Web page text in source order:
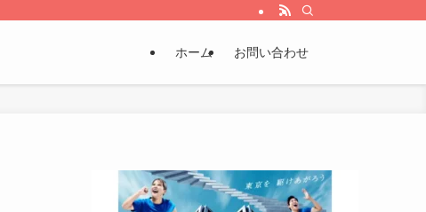
ホーム お問い合わせ